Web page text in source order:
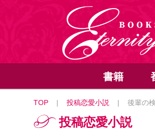
書籍
TOP | 投稿恋愛小説 | 後輩の
投稿恋愛小説